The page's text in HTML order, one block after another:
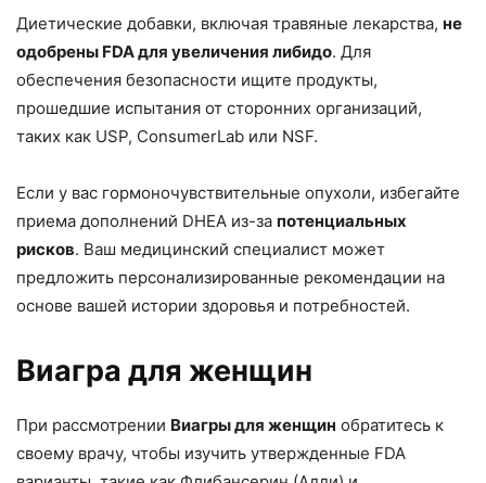
Диетические добавки, включая травяные лекарства, не
одобрены FDA для увеличения либидо. Для
обеспечения безопасности ищите продукты,
прошедшие испытания от сторонних организаций,
таких как USP, ConsumerLab или NSF.
Если у вас гормоночувствительные опухоли, избегайте
приема дополнений DHEA из-за потенциальных
рисков. Ваш медицинский специалист может
предложить персонализированные рекомендации на
основе вашей истории здоровья и потребностей.
Виагра для женщин
При рассмотрении Виагры для женщин обратитесь к
своему врачу, чтобы изучить утвержденные FDA